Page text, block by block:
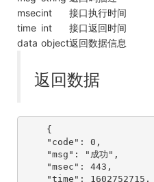
msecint
接口执行时间
time int
接口返回时间
data object返回数据信息
返回数据